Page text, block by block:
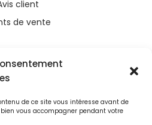
de ce site vous intéresse avant de
vous accompagner pendant votre
client
de vente
réponse de l’Union
COVID-19. L’Europe